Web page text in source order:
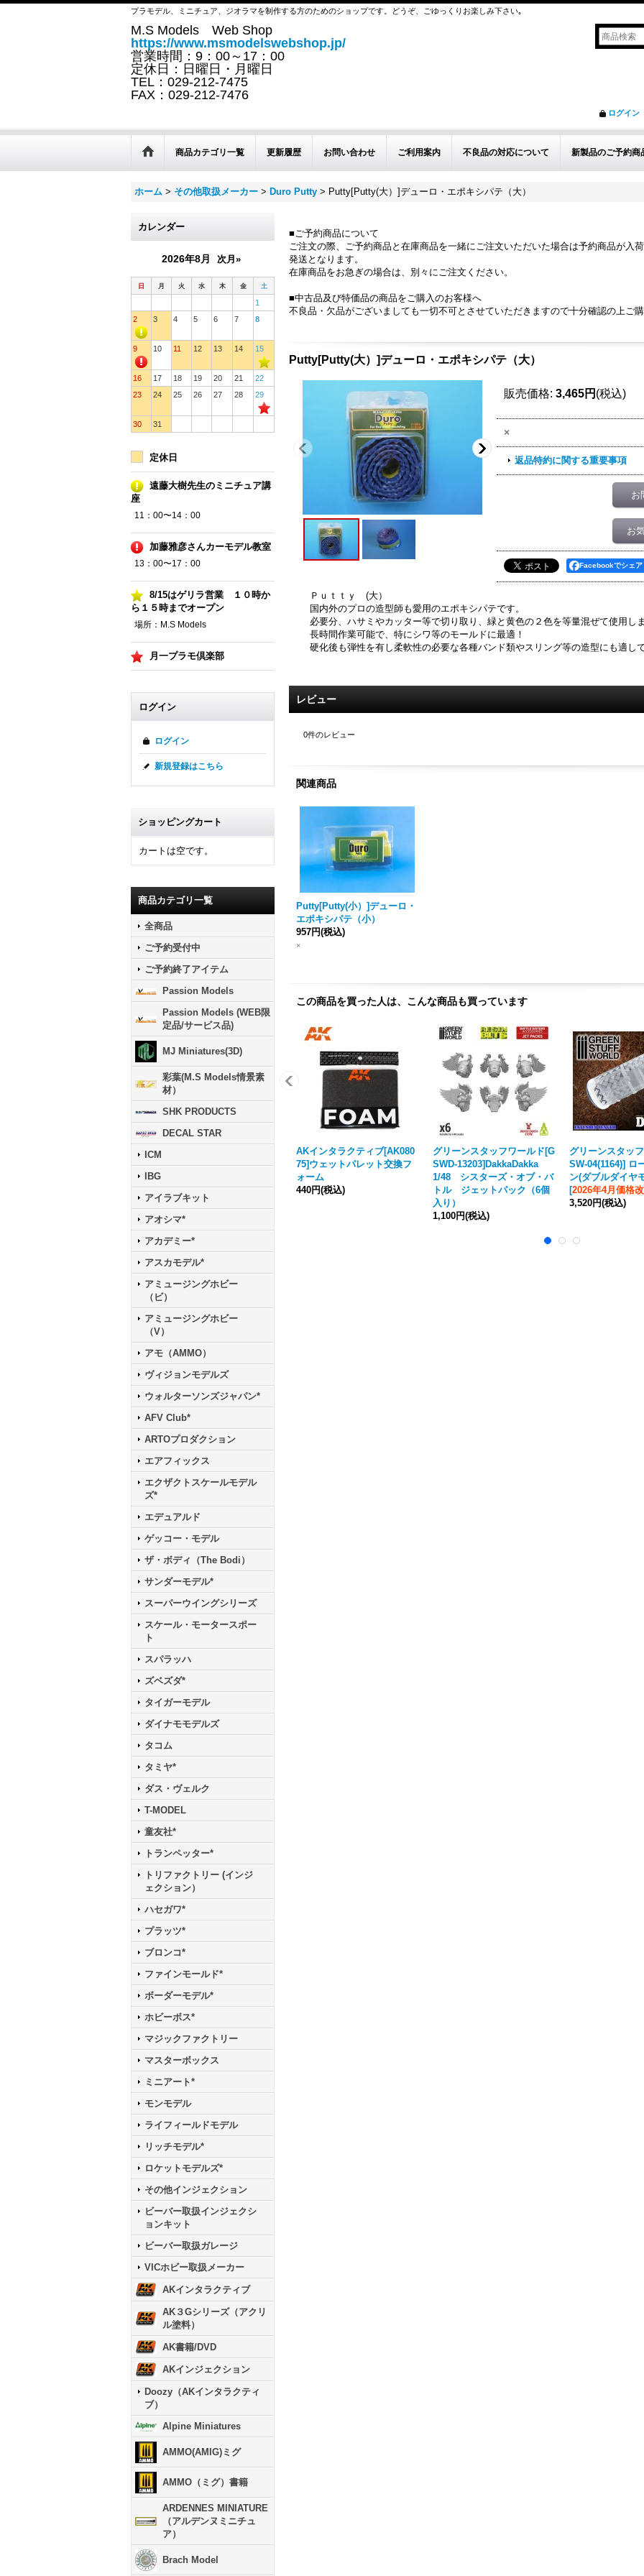
プラモデル、ミニチュア、ジオラマを制作する方のためのショップです。どうぞ、ごゆっくりお楽しみ下さい｡
M.S Models Web Shop
https://www.msmodelswebshop.jp/
営業時間：9：00～17：00
定休日：日曜日・月曜日
TEL：029-212-7475
FAX：029-212-7476
ログイン
商品カテゴリ一覧 更新履歴 お問い合わせ ご利用案内 不良品の対応について 新製品のご予約商
ホーム > その他取扱メーカー > Duro Putty > Putty[Putty(大）]デューロ・エポキシパテ（大）
カレンダー
2026年8月 次月»
日 月 火 水 木 金 土
1
2
3 4 5 6 7 8
9 10 11 12 13 14 15
16 17 18 19 20 21
22
23
24 25 26 27 28 29
30 31
定休日
遠藤大樹先生のミニチュア講
座
11：00〜14：00
加藤雅彦さんカーモデル教室
13：00〜17：00
8/15はゲリラ営業 １０時か
ら１５時までオープン
場所：M.S Models
月一プラモ倶楽部
ログイン
ログイン
新規登録はこちら
ショッピングカート
カートは空です。
商品カテゴリ一覧
全商品
ご予約受付中
ご予約終了アイテム
Passion Models
Passion Models (WEB限
定品/サービス品)
MJ Miniatures(3D)
彩葉(M.S Models情景素
材）
SHK PRODUCTS
DECAL STAR
ICM
IBG
アイラブキット
アオシマ*
アカデミー*
アスカモデル*
アミュージングホビー
（ビ）
アミュージングホビー
（V）
アモ（AMMO）
ヴィジョンモデルズ
ウォルターソンズジャパン*
AFV Club*
ARTOプロダクション
エアフィックス
エクザクトスケールモデル
ズ*
エデュアルド
ゲッコー・モデル
ザ・ボディ（The Bodi）
サンダーモデル*
スーパーウイングシリーズ
スケール・モータースポー
ト
スパラッハ
ズベズダ*
タイガーモデル
ダイナモモデルズ
タコム
タミヤ*
ダス・ヴェルク
T-MODEL
童友社*
トランペッター*
トリファクトリー (インジ
ェクション）
ハセガワ*
プラッツ*
ブロンコ*
ファインモールド*
ボーダーモデル*
ホビーボス*
マジックファクトリー
マスターボックス
ミニアート*
モンモデル
ライフィールドモデル
リッチモデル*
ロケットモデルズ*
その他インジェクション
ビーバー取扱インジェクシ
ョンキット
ビーバー取扱ガレージ
VICホビー取扱メーカー
AKインタラクティブ
AK３Gシリーズ（アクリ
ル塗料）
AK書籍/DVD
AKインジェクション
Doozy（AKインタラクティ
ブ）
Alpine Miniatures
AMMO(AMIG)ミグ
AMMO（ミグ）書籍
ARDENNES MINIATURE
（アルデンヌミニチュ
ア）
Brach Model
■ご予約商品について
ご注文の際、ご予約商品と在庫商品を一緒にご注文いただいた場合は予約商品が入
発送となります。
在庫商品をお急ぎの場合は、別々にご注文ください。
■中古品及び特価品の商品をご購入のお客様へ
不良品・欠品がございましても一切不可とさせていただきますので十分確認の上ご
Putty[Putty(大）]デューロ・エポキシパテ（大）
販売価格: 3,465円 (税込)
×
返品特約に関する重要事項
お
お
Facebookでシェア
Ｐｕｔｔｙ (大）
国内外のプロの造型師も愛用のエポキシパテです。
必要分、ハサミやカッター等で切り取り、緑と黄色の２色を等量混ぜて使用し
長時間作業可能で、特にシワ等のモールドに最適！
硬化後も弾性を有し柔軟性の必要な各種バンド類やスリング等の造型にも適し
レビュー
0件のレビュー
関連商品
Putty[Putty(小）]デューロ・
エポキシパテ（小）
957円(税込)
×
この商品を買った人は、こんな商品も買っています
AKインタラクティブ[AK080
75]ウェットパレット交換フ
ォーム
440円(税込)
グリーンスタッフワールド[G
SWD-13203]DakkaDakka
1/48 シスターズ・オブ・バ
トル ジェットパック（6個
入り）
1,100円(税込)
グリーンスタッ
SW-04(1164)] ロ
ン(ダブルダイ
[2026年4月価格
3,520円(税込)